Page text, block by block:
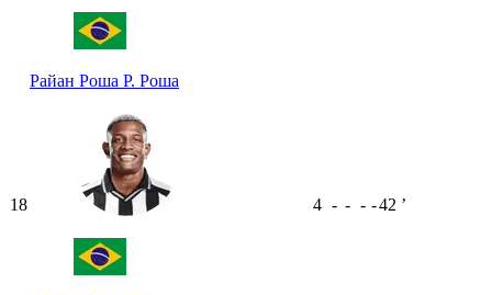
Райан Роша Р. Роша
18 4 - - - -42 ʼ